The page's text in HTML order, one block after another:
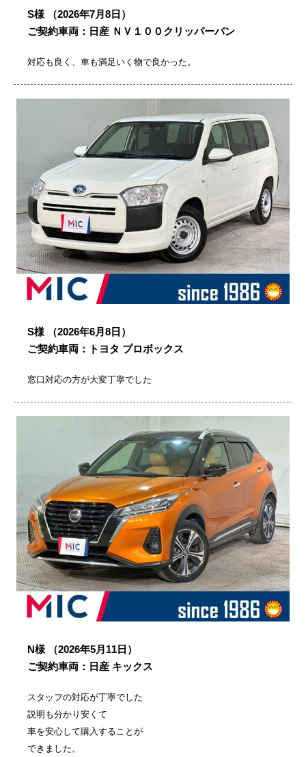
S様
（2026年7月8日）
ご契約車両：日産 ＮＶ１００クリッパーバン
対応も良く、車も満足いく物で良かった。
S様
（2026年6月8日）
ご契約車両：トヨタ プロボックス
窓口対応の方が大変丁寧でした
N様
（2026年5月11日）
ご契約車両：日産 キックス
スタッフの対応が丁寧でした
説明も分かり安くて
車を安心して購入することが
できました。